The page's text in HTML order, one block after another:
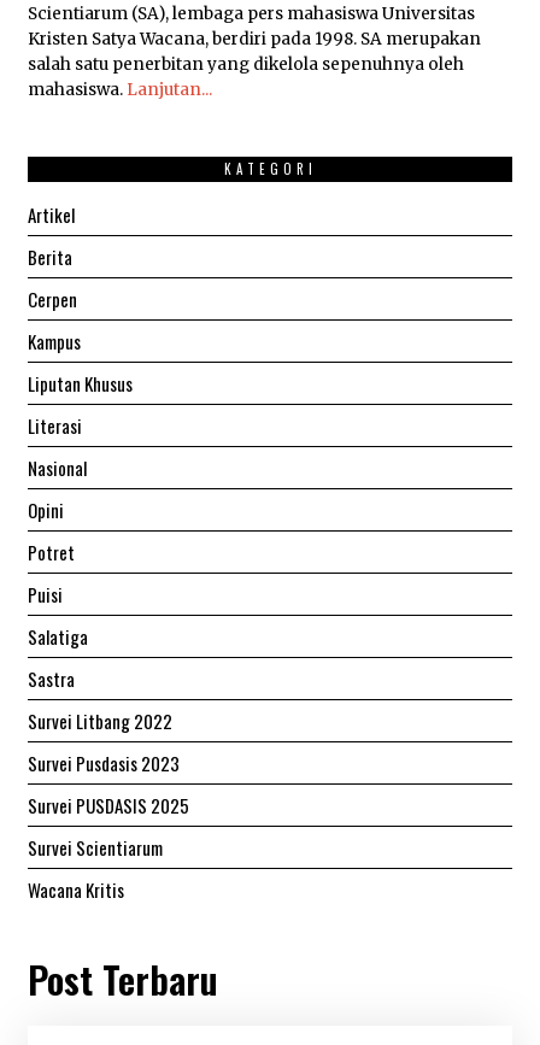
Scientiarum (SA), lembaga pers mahasiswa Universitas
Kristen Satya Wacana, berdiri pada 1998. SA merupakan
salah satu penerbitan yang dikelola sepenuhnya oleh
mahasiswa. Lanjutan...
KATEGORI
Artikel
Berita
Cerpen
Kampus
Liputan Khusus
Literasi
Nasional
Opini
Potret
Puisi
Salatiga
Sastra
Survei Litbang 2022
Survei Pusdasis 2023
Survei PUSDASIS 2025
Survei Scientiarum
Wacana Kritis
Post Terbaru